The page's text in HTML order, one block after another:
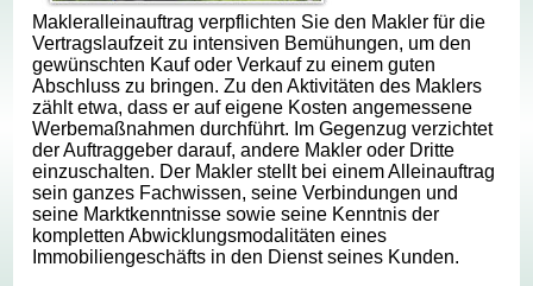
Makleralleinauftrag verpflichten Sie den Makler für die
Vertragslaufzeit zu intensiven Bemühungen, um den
gewünschten Kauf oder Verkauf zu einem guten
Abschluss zu bringen. Zu den Aktivitäten des Maklers
zählt etwa, dass er auf eigene Kosten angemessene
Werbemaßnahmen durchführt. Im Gegenzug verzichtet
der Auftraggeber darauf, andere Makler oder Dritte
einzuschalten. Der Makler stellt bei einem Alleinauftrag
sein ganzes Fachwissen, seine Verbindungen und
seine Marktkenntnisse sowie seine Kenntnis der
kompletten Abwicklungsmodalitäten eines
Immobiliengeschäfts in den Dienst seines Kunden.